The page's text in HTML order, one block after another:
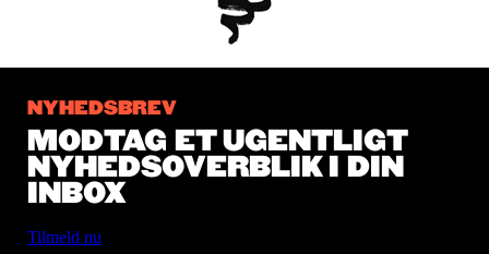
NYHEDSBREV
MODTAG ET UGENTLIGT
NYHEDSOVERBLIK I DIN
INBOX
Tilmeld nu